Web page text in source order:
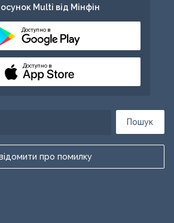
Пошук
про помилку
Multi від Мінфін
Доступно в
Доступно в